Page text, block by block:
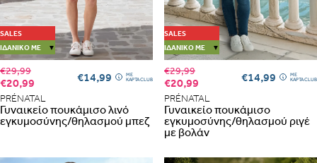
SALES
ΙΔΑΝΙΚΌ ΜΕ
▼
€29,99
€20,99 €14,99 ME
ΚΑΡΤΑ CLUB
PRÉNATAL
Γυναικείο πουκάμισο λινό
εγκυμοσύνης/θηλασμού μπεζ
SALES
ΙΔΑΝΙΚΌ ΜΕ
▼
€29,99
€20,99 €14,99 ME
ΚΑΡΤΑ CLUB
PRÉNATAL
Γυναικείο πουκάμισο
εγκυμοσύνης/θηλασμού ριγέ
με βολάν